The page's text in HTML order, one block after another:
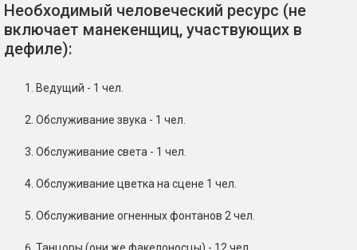
Необходимый человеческий ресурс (не
включает манекенщиц, участвующих в
дефиле):
Ведущий - 1 чел.
Обслуживание звука - 1 чел.
Обслуживание света - 1 чел.
Обслуживание цветка на сцене 1 чел.
Обслуживание огненных фонтанов 2 чел.